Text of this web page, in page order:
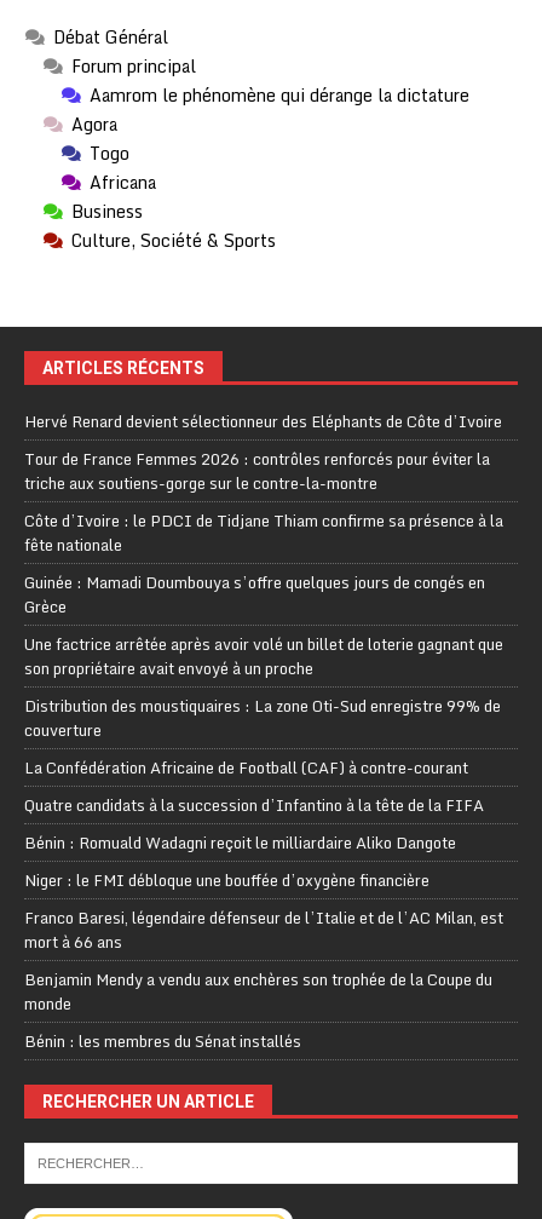
Débat Général
Forum principal
Aamrom le phénomène qui dérange la dictature
Agora
Togo
Africana
Business
Culture, Société & Sports
ARTICLES RÉCENTS
Hervé Renard devient sélectionneur des Eléphants de Côte d’Ivoire
Tour de France Femmes 2026 : contrôles renforcés pour éviter la
triche aux soutiens-gorge sur le contre-la-montre
Côte d’Ivoire : le PDCI de Tidjane Thiam confirme sa présence à la
fête nationale
Guinée : Mamadi Doumbouya s’offre quelques jours de congés en
Grèce
Une factrice arrêtée après avoir volé un billet de loterie gagnant que
son propriétaire avait envoyé à un proche
Distribution des moustiquaires : La zone Oti-Sud enregistre 99% de
couverture
La Confédération Africaine de Football (CAF) à contre-courant
Quatre candidats à la succession d’Infantino à la tête de la FIFA
Bénin : Romuald Wadagni reçoit le milliardaire Aliko Dangote
Niger : le FMI débloque une bouffée d’oxygène financière
Franco Baresi, légendaire défenseur de l’Italie et de l’AC Milan, est
mort à 66 ans
Benjamin Mendy a vendu aux enchères son trophée de la Coupe du
monde
Bénin : les membres du Sénat installés
RECHERCHER UN ARTICLE